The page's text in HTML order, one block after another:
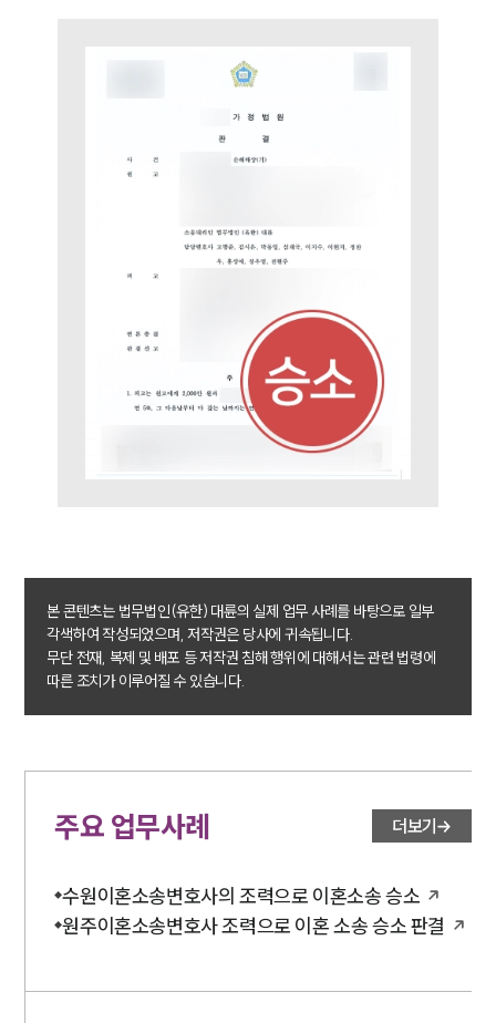
부소개
부소개
대륜의 강점
오시는 길
글로벌 파트너 로펌
고객의 소리
이혼 주요 업무사례
사례분석/최신동향
이혼 법률정보
법률지식인
업무분야
상간자위자료계산기
본 콘텐츠는 법무법인(유한) 대륜의 실제 업무 사례를 바탕으로 일부
각색하여 작성되었으며, 저작권은 당사에 귀속됩니다.
무단 전재, 복제 및 배포 등 저작권 침해 행위에 대해서는 관련 법령에
따른 조치가 이루어질 수 있습니다.
주요 업무사례 더보기
수원이혼소송변호사의 조력으로 이혼소송 승소
원주이혼소송변호사 조력으로 이혼 소송 승소 판결